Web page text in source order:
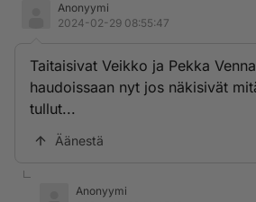
Anonyymi
2024-02-29 08:55:47
Taitaisivat Veikko ja Pekka
haudoissaan nyt jos näkisivät
tullut...
Äänestä
Anonyymi